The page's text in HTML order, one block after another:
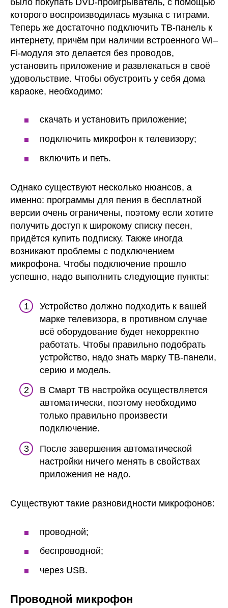
которого воспроизводилась музыка с титрами.
Теперь же достаточно подключить ТВ-панель к
интернету, причём при наличии встроенного Wi–
Fi-модуля это делается без проводов,
установить приложение и развлекаться в своё
удовольствие. Чтобы обустроить у себя дома
караоке, необходимо:
скачать и установить приложение;
подключить микрофон к телевизору;
включить и петь.
Однако существуют несколько нюансов, а
именно: программы для пения в бесплатной
версии очень ограничены, поэтому если хотите
получить доступ к широкому списку песен,
придётся купить подписку. Также иногда
возникают проблемы с подключением
микрофона. Чтобы подключение прошло
успешно, надо выполнить следующие пункты:
Устройство должно подходить к вашей
марке телевизора, в противном случае
всё оборудование будет некорректно
работать. Чтобы правильно подобрать
устройство, надо знать марку ТВ-панели,
серию и модель.
В Смарт ТВ настройка осуществляется
автоматически, поэтому необходимо
только правильно произвести
подключение.
После завершения автоматической
настройки ничего менять в свойствах
приложения не надо.
Существуют такие разновидности микрофонов:
проводной;
беспроводной;
через USB.
Проводной микрофон